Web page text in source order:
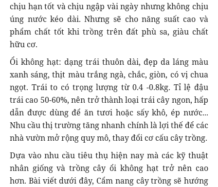
chịu hạn tốt và chịu ngập vài ngày nhưng không chịu
úng nước kéo dài. Nhưng sẽ cho năng suất cao và
phẩm chất tốt khi trồng trên đất phù sa, giàu chất
hữu cơ.
Ổi không hạt: dạng trái thuôn dài, đẹp da láng màu
xanh sáng, thịt màu trắng ngà, chắc, giòn, có vị chua
ngọt. Trái to có trọng lượng từ 0.4 -0.8kg. Tỉ lệ đậu
trái cao 50-60%, nên trở thành loại trái cây ngon, hấp
dẫn được dùng để ăn tươi hoặc sấy khô, ép nước...
Nhu cầu thị trường tăng nhanh chính là lợi thế để các
nhà vườn mở rộng quy mô, thay đổi cơ cấu cây trồng.
Dựa vào nhu cầu tiêu thụ hiện nay mà các kỹ thuật
nhân giống và trồng cây ổi không hạt trở nên cao
hơn. Bài viết dưới đây, Cẩm nang cây trồng sẽ hướng